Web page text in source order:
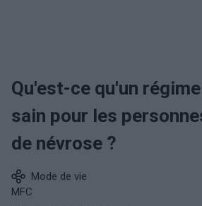
Qu'est-ce qu'un
sain pour les
de névrose ?
Mode de vie
MFC